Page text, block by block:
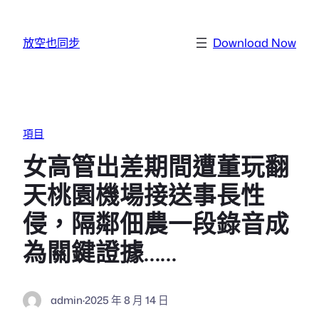
放空也同步 Download Now
項目
女高管出差期間遭董玩翻
天桃園機場接送事長性
侵，隔鄰佃農一段錄音成
為關鍵證據……
admin·2025 年 8 月 14 日